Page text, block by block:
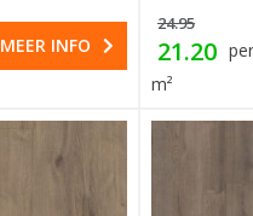
MEER INFO
24.95
21.20 per
m²